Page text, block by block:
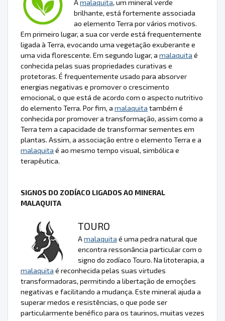
Amalaquita, um mineral verde
brilhante, está fortemente associada
ao elemento Terra por vários motivos.
Em primeiro lugar, a sua cor verde está frequentemente
ligada à Terra, evocando uma vegetação exuberante e
uma vida florescente. Em segundo lugar, a malaquita é
conhecida pelas suas propriedades curativas e
protetoras. É frequentemente usado para absorver
energias negativas e promover o crescimento
emocional, o que está de acordo com o aspecto nutritivo
do elemento Terra. Por fim, a malaquita também é
conhecida por promover a transformação, assim como a
Terra tem a capacidade de transformar sementes em
plantas. Assim, a associação entre o elemento Terra e a
malaquita é ao mesmo tempo visual, simbólica e
terapêutica.
SIGNOS DO ZODÍACO LIGADOS AO MINERAL
MALAQUITA
TOURO
Amalaquita é uma pedra natural que
encontra ressonância particular com o
signo do zodíaco Touro. Na litoterapia, a
malaquita é reconhecida pelas suas virtudes
transformadoras, permitindo a libertação de emoções
negativas e facilitando a mudança. Este mineral ajuda a
superar medos e resistências, o que pode ser
particularmente benéfico para os taurinos, muitas vezes